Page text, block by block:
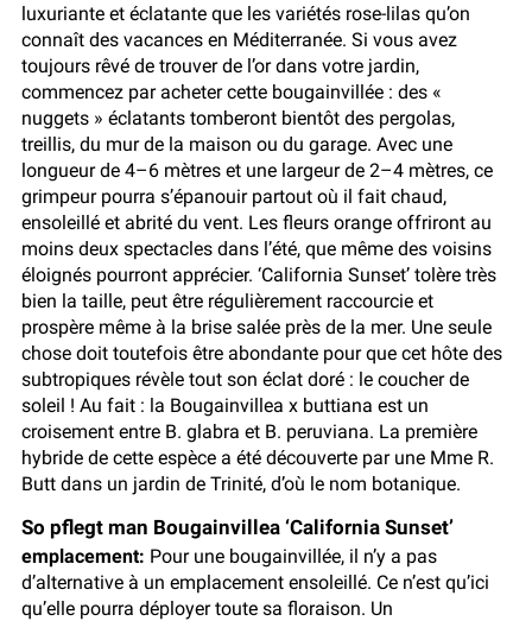
luxuriante et éclatante que les variétés rose-lilas qu’on
connaît des vacances en Méditerranée. Si vous avez
toujours rêvé de trouver de l’or dans votre jardin,
commencez par acheter cette bougainvillée : des «
nuggets » éclatants tomberont bientôt des pergolas,
treillis, du mur de la maison ou du garage. Avec une
longueur de 4–6 mètres et une largeur de 2–4 mètres, ce
grimpeur pourra s’épanouir partout où il fait chaud,
ensoleillé et abrité du vent. Les fleurs orange offriront au
moins deux spectacles dans l’été, que même des voisins
éloignés pourront apprécier. ‘California Sunset’ tolère très
bien la taille, peut être régulièrement raccourcie et
prospère même à la brise salée près de la mer. Une seule
chose doit toutefois être abondante pour que cet hôte des
subtropiques révèle tout son éclat doré : le coucher de
soleil ! Au fait : la Bougainvillea x buttiana est un
croisement entre B. glabra et B. peruviana. La première
hybride de cette espèce a été découverte par une Mme R.
Butt dans un jardin de Trinité, d’où le nom botanique.
So pflegt man Bougainvillea ‘California Sunset’
emplacement: Pour une bougainvillée, il n’y a pas
d’alternative à un emplacement ensoleillé. Ce n’est qu’ici
qu’elle pourra déployer toute sa floraison. Un